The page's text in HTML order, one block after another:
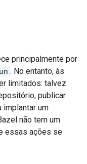
principalmente por
. No entanto, às
limitados: talvez
publicar
implantar um
não tem um
essas ações se